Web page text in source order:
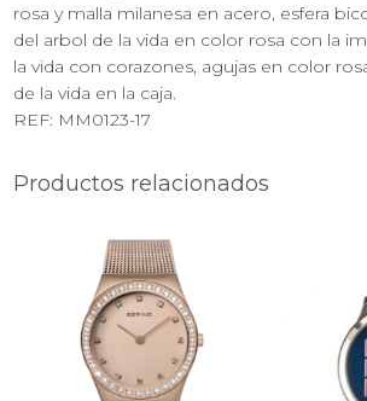
rosa y malla milanesa en acero, esfera
del arbol de la vida en color rosa con la
la vida con corazones, agujas en color
de la vida en la caja.
REF: MM0123-17
Productos relacionados